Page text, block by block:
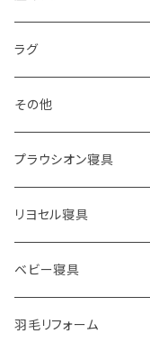
シーツ
枕カバー
ラグ
その他
プラウシオン寝具
リヨセル寝具
ベビー寝具
羽毛リフォーム